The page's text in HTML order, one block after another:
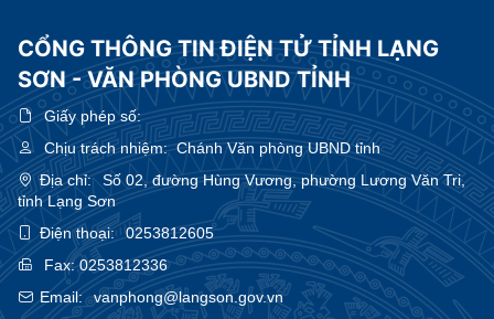
CỔNG THÔNG TIN ĐIỆN TỬ TỈNH LẠNG
SƠN - VĂN PHÒNG UBND TỈNH
Giấy phép số:
Chịu trách nhiệm:Chánh Văn phòng UBND tỉnh
Địa chỉ:
Số 02, đường Hùng Vương, phường Lương Văn Tri,
tỉnh Lạng Sơn
Điện thoại:
0253812605
Fax:0253812336
Email:
vanphong@langson.gov.vn